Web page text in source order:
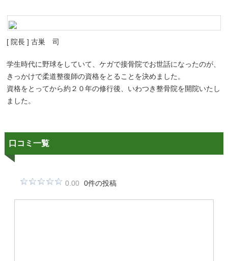
[ 院長 ] 古巣 司
学生時代に野球をしていて、ケガで接骨院でお世話になったのが、
きっかけで柔道整復師の資格をとることを決めました。
資格をとってから約２０年の修行後、いわつき整骨院を開院いたし
ました。
口コミ一覧
0.00 0件の投稿